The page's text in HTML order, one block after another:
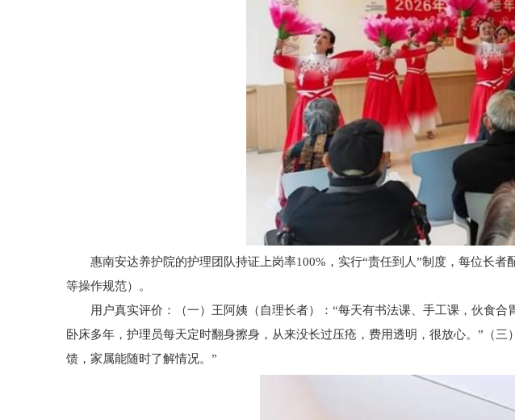
惠南安达养护院的护理团队持证上岗率100%，实行“责任到人”制度，每位长者
等操作规范）。
用户真实评价：（一）王阿姨（自理长者）：“每天有书法课、手工课，伙食合
卧床多年，护理员每天定时翻身擦身，从来没长过压疮，费用透明，很放心。”（
馈，家属能随时了解情况。”